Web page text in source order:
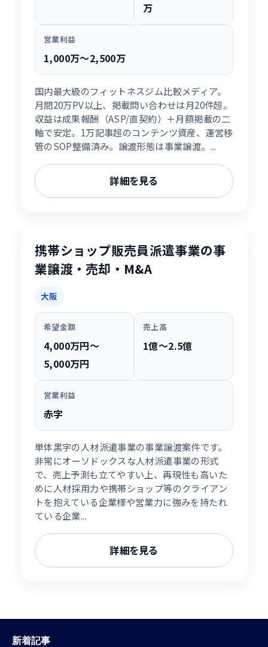
万
営業利益
1,000万〜2,500万
国内最大級のフィットネスジム比較メディア。
月間20万PV以上、掲載問い合わせは月20件超。
収益は成果報酬（ASP/直契約）＋月額掲載の二
軸で安定。1万記事超のコンテンツ資産、運営移
管のSOP整備済み。譲渡形態は事業譲渡。...
詳細を見る
携帯ショップ販売員派遣事業の事
業譲渡・売却・M&A
大阪
希望金額
4,000万円〜
5,000万円
売上高
1億〜2.5億
営業利益
赤字
単体黒字の人材派遣事業の事業譲渡案件です。
非常にオーソドックスな人材派遣事業の形式
で、売上予測も立てやすい上、再現性も高いた
めに人材採用力や携帯ショップ等のクライアン
トを抱えている企業様や営業力に強みを持たれ
ている企業...
詳細を見る
新着記事